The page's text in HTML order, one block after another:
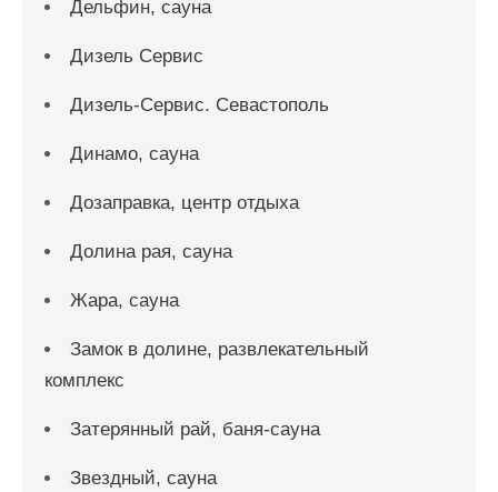
Дельфин, сауна
Дизель Сервис
Дизель-Сервис. Севастополь
Динамо, сауна
Дозаправка, центр отдыха
Долина рая, сауна
Жара, сауна
Замок в долине, развлекательный
комплекс
Затерянный рай, баня-сауна
Звездный, сауна